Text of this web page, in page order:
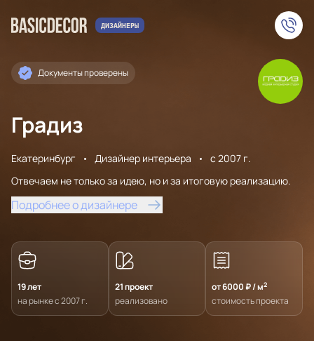
Документы проверены
Градиз
Екатеринбург Дизайнер интерьера
с 2007 г.
Отвечаем не только за идею, но и за итоговую реализацию.
Подробнее о дизайнере
19 лет
на рынке с 2007 г.
21 проект
реализовано
от 6000 ₽ / м2
стоимость проекта